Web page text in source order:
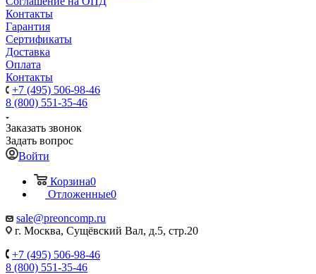
Контакты
Гарантия
Сертификаты
Доставка
Оплата
Контакты
+7 (495) 506-98-46
8 (800) 551-35-46
Заказать звонок
Задать вопрос
Войти
Корзина0
Отложенные0
sale@preoncomp.ru
г. Москва, Сущёвский Вал, д.5, стр.20
+7 (495) 506-98-46
8 (800) 551-35-46